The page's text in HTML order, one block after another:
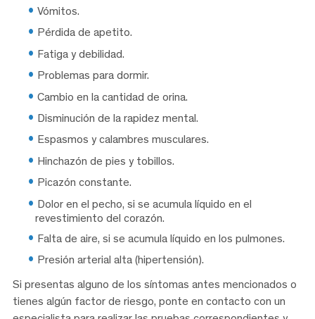
Vómitos.
Pérdida de apetito.
Fatiga y debilidad.
Problemas para dormir.
Cambio en la cantidad de orina.
Disminución de la rapidez mental.
Espasmos y calambres musculares.
Hinchazón de pies y tobillos.
Picazón constante.
Dolor en el pecho, si se acumula líquido en el
revestimiento del corazón.
Falta de aire, si se acumula líquido en los pulmones.
Presión arterial alta (hipertensión).
Si presentas alguno de los síntomas antes mencionados o
tienes algún factor de riesgo, ponte en contacto con un